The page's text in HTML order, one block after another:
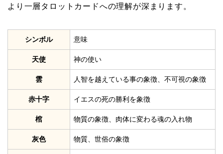
より一層タロットカードへの理解が深まります。
シンボル 意味
天使 神の使い
雲 人智を越えている事の象徴、不可視の象徴
赤十字 イエスの死の勝利を象徴
棺 物質の象徴、肉体に変わる魂の入れ物
灰色 物質、世俗の象徴